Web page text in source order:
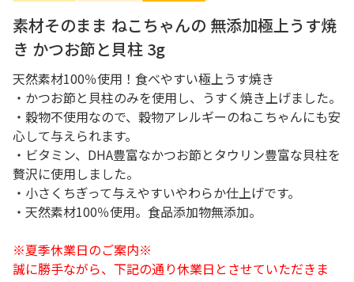
素材そのまま ねこちゃんの 無添加極上うす焼
き かつお節と貝柱 3g
天然素材100％使用！食べやすい極上うす焼き
・かつお節と貝柱のみを使用し、うすく焼き上げました。
・穀物不使用なので、穀物アレルギーのねこちゃんにも安
心して与えられます。
・ビタミン、DHA豊富なかつお節とタウリン豊富な貝柱を
贅沢に使用しました。
・小さくちぎって与えやすいやわらか仕上げです。
・天然素材100％使用。食品添加物無添加。
※夏季休業日のご案内※
誠に勝手ながら、下記の通り休業日とさせていただきま